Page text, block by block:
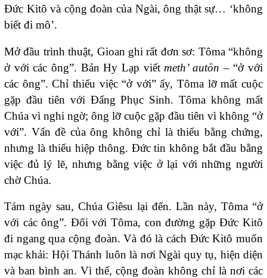
Đức Kitô và cộng đoàn của Ngài, ông thật sự… ‘không
biết đi mô’.
Mở đầu trình thuật, Gioan ghi rất đơn sơ: Tôma “không
ở với các ông”. Bản Hy Lạp viết meth’ autōn – “ở với
các ông”. Chỉ thiếu việc “ở với” ấy, Tôma lỡ mất cuộc
gặp đầu tiên với Đấng Phục Sinh. Tôma không mất
Chúa vì nghi ngờ; ông lỡ cuộc gặp đầu tiên vì không “ở
với”. Vấn đề của ông không chỉ là thiếu bằng chứng,
nhưng là thiếu hiệp thông. Đức tin không bắt đầu bằng
việc đủ lý lẽ, nhưng bằng việc ở lại với những người
chờ Chúa.
Tám ngày sau, Chúa Giêsu lại đến. Lần này, Tôma “ở
với các ông”. Đối với Tôma, con đường gặp Đức Kitô
đi ngang qua cộng đoàn. Và đó là cách Đức Kitô muốn
mạc khải: Hội Thánh luôn là nơi Ngài quy tụ, hiện diện
và ban bình an. Vì thế, cộng đoàn không chỉ là nơi các